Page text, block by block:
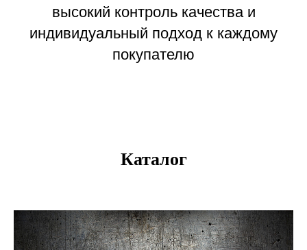
высокий контроль качества и
индивидуальный подход к каждому
покупателю
Каталог